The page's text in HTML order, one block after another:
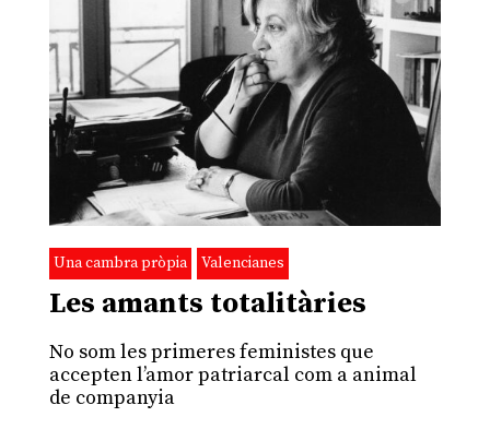
Una cambra pròpia Valencianes
Les amants totalitàries
No som les primeres feministes que
accepten l’amor patriarcal com a animal
de companyia